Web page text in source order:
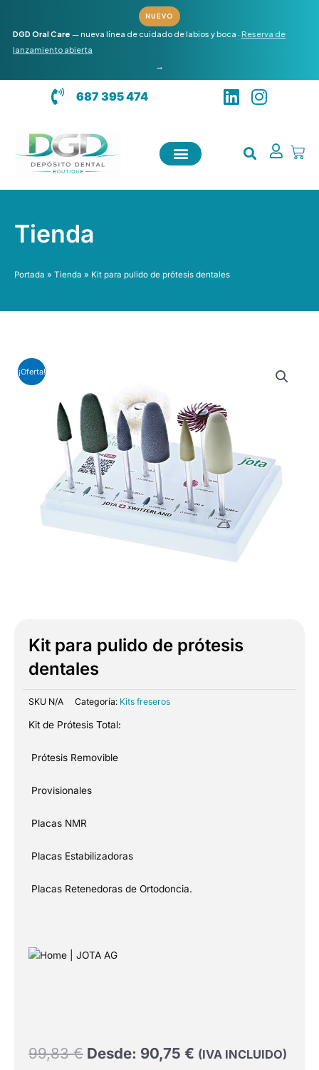
contenido
NUEVO
DGD Oral Care — nueva línea de cuidado de labios y boca · Reserva de
lanzamiento abierta
→
687 395 474
L
d
I
g
Tienda
Portada » Tienda » Kit para pulido de prótesis dentales
¡Oferta!
Kit para pulido de prótesis
dentales
SKU N/A Categoría: Kits freseros
Kit de Prótesis Total:
Prótesis Removible
Provisionales
Placas NMR
Placas Estabilizadoras
Placas Retenedoras de Ortodoncia.
99,83€ Desde: 90,75 € (IVA INCLUIDO)